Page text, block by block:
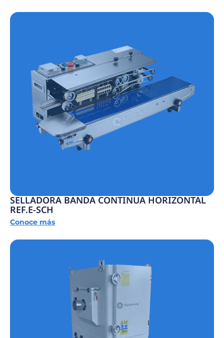
SELLADORA BANDA CONTINUA HORIZONTAL
REF.E-SCH
Conoce más